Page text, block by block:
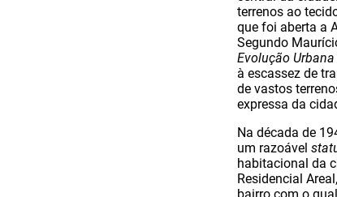
terrenos ao
que foi aberta a
Segundo
Evolução
à escassez de
de vastos
expressa da
Na década de
um razoável
habitacional da
Residencial